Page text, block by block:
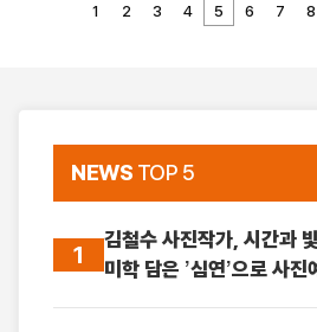
1 2 3 4 5 6 7 8
NEWS TOP 5
1
김철수 사진작가, 시간과
미학 담은 ’심연’으로 사진